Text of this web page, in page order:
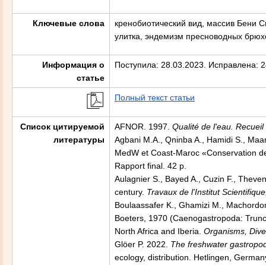
Ключевые слова
кренобиотический вид, массив Бени
улитка, эндемизм пресноводных
Информация о
статье
Поступила: 28.03.2023. Исправлена:
Полный текст статьи
Список цитируемой
литературы
AFNOR. 1997. Qualité de l'eau.
Agbani M.A., Qninba A., Hamidi S.,
MedW et Coast-Maroc «Conservation
Rapport final. 42 p.
Aulagnier S., Bayed A., Cuzin F.,
century. Travaux de l'Institut
Boulaassafer K., Ghamizi M.,
Boeters, 1970 (Caenogastropoda:
North Africa and Iberia. Organisms,
Glöer P. 2022. The freshwater
ecology, distribution. Hetlingen,